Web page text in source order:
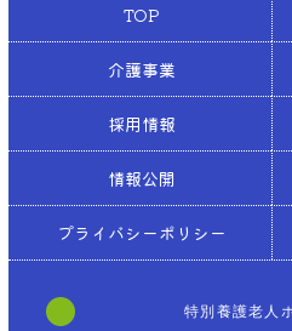
TOP
介護事業
採用情報
情報公開
プライバシーポリシー
特別養護老人